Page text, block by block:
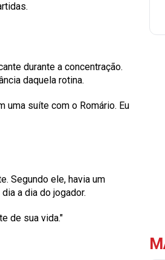
durante a concentração.
daquela rotina.
uma suíte com o Romário. Eu
Segundo ele, havia um
a dia do jogador.
de sua vida."